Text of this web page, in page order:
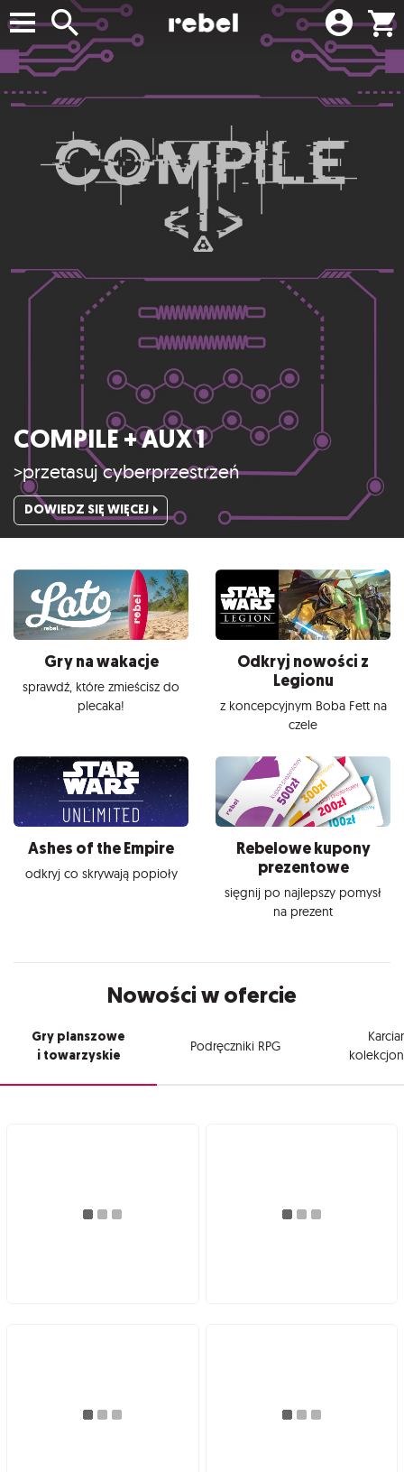
COMPILE + AUX 1
>przetasuj cyberprzestrzeń
DOWIEDZ SIĘ WIĘCEJ
Gry na wakacje
sprawdź, które zmieścisz do
plecaka!
Odkryj nowości z
Legionu
z koncepcyjnym Boba Fett na
czele
Ashes of the Empire
odkryj co skrywają popioły
Rebelowe kupony
prezentowe
sięgnij po najlepszy pomysł
na prezent
Nowości w ofercie
Gry planszowe
i towarzyskie
Podręczniki RPG